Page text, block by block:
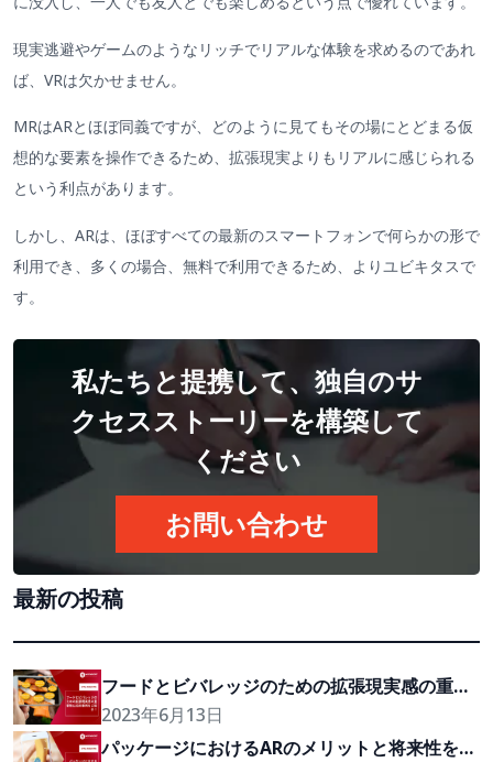
現実逃避やゲームのようなリッチでリアルな体験を求めるのであれ
ば、VRは欠かせません。
MRはARとほぼ同義ですが、どのように見てもその場にとどまる仮
想的な要素を操作できるため、拡張現実よりもリアルに感じられる
という利点があります。
しかし、ARは、ほぼすべての最新のスマートフォンで何らかの形で
利用でき、多くの場合、無料で利用できるため、よりユビキタスで
す。
私たちと提携して、独自のサ
クセスストーリーを構築して
ください
お問い合わせ
最新の投稿
フードとビバレッジのための拡張現実感の重要
性と応用事例をご紹介！
2023年6月13日
パッケージにおけるARのメリットと将来性をご